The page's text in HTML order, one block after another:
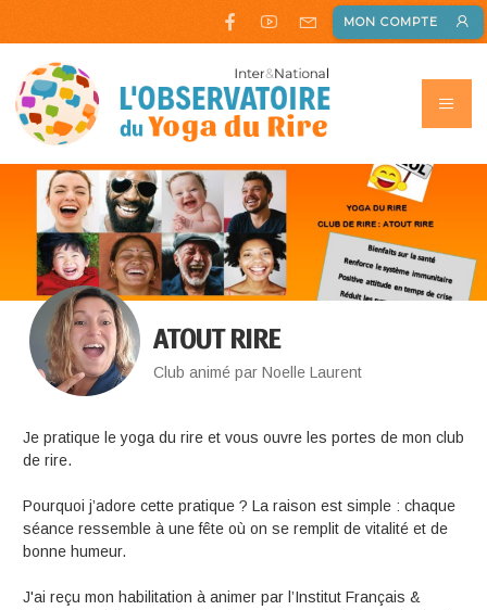
MON COMPTE
ATOUT RIRE
Club animé par Noelle Laurent
Je pratique le yoga du rire et vous ouvre les portes de mon club
de rire.
Pourquoi j’adore cette pratique ? La raison est simple : chaque
séance ressemble à une fête où on se remplit de vitalité et de
bonne humeur.
J'ai reçu mon habilitation à animer par l’Institut Français &